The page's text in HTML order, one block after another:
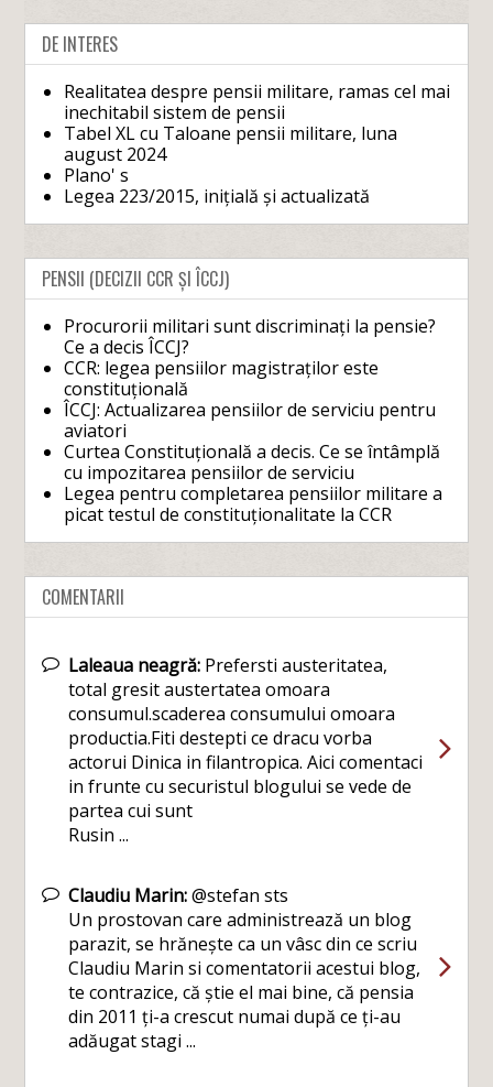
DE INTERES
Realitatea despre pensii militare, ramas cel mai
inechitabil sistem de pensii
Tabel XL cu Taloane pensii militare, luna
august 2024
Plano' s
Legea 223/2015, inițială și actualizată
PENSII (DECIZII CCR ȘI ÎCCJ)
Procurorii militari sunt discriminați la pensie?
Ce a decis ÎCCJ?
CCR: legea pensiilor magistraților este
constituțională
ÎCCJ: Actualizarea pensiilor de serviciu pentru
aviatori
Curtea Constituțională a decis. Ce se întâmplă
cu impozitarea pensiilor de serviciu
Legea pentru completarea pensiilor militare a
picat testul de constituționalitate la CCR
COMENTARII
Laleaua neagră: Prefersti austeritatea,
total gresit austertatea omoara
consumul.scaderea consumului omoara
productia.Fiti destepti ce dracu vorba
actorui Dinica in filantropica. Aici comentaci
in frunte cu securistul blogului se vede de
partea cui sunt
Rusin ...
Claudiu Marin:@stefan sts
Un prostovan care administrează un blog
parazit, se hrănește ca un vâsc din ce scriu
Claudiu Marin si comentatorii acestui blog,
te contrazice, că știe el mai bine, că pensia
din 2011 ți-a crescut numai după ce ți-au
adăugat stagi ...